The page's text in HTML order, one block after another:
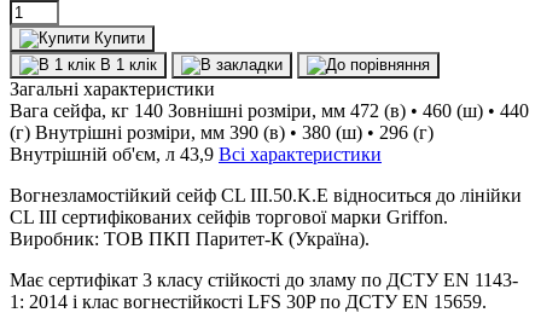
Купити
В 1 клік
Загальні характеристики
Вага сейфа, кг 140 Зовнішні розміри, мм 472 (в) • 460 (ш) • 440
(г) Внутрішні розміри, мм 390 (в) • 380 (ш) • 296 (г)
Внутрішній об'єм, л 43,9 Всі характеристики
Вогнезламостійкий сейф CL III.50.K.E відноситься до лінійки
CL III сертифікованих сейфів торгової марки Griffon.
Виробник: ТОВ ПКП Паритет-К (Україна).
Має сертифікат 3 класу стійкості до зламу по ДСТУ EN 1143-
1: 2014 і клас вогнестійкості LFS 30P по ДСТУ EN 15659.